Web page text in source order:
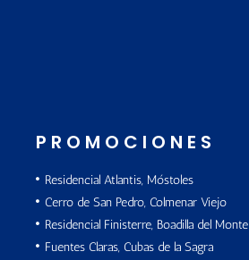
PROMOCIONES
Residencial Atlantis, Móstoles
Cerro de San Pedro, Colmenar Viejo
Residencial Finisterre, Boadilla del Monte
Fuentes Claras, Cubas de la Sagra